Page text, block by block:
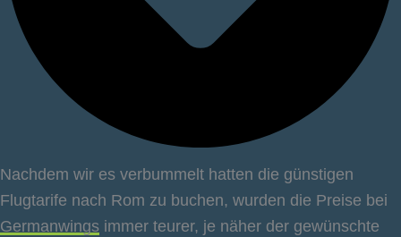
Nachdem wir es verbummelt hatten die günstigen
Flugtarife nach Rom zu buchen, wurden die Preise bei
Germanwings immer teurer, je näher der gewünschte